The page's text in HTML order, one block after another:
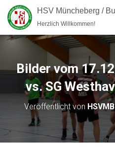
HSV Müncheberg /
Herzlich Willkommen!
Bilder vom
vs. SG
Veröffentlicht von HSVMB